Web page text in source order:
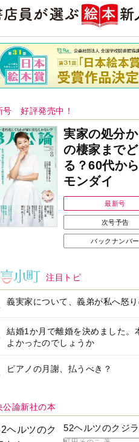
号 好評発売中！
実家の処分
の棲家まで
る？60代か
モンダイ
最新号
次号予告
バックナンバー
注目トピ
義実家について、義弟が私へ怒
結婚1か月で離婚を決めました。
よかったのでしょうか
ピアノの月謝、払うべき？
公論新社の本
52ヘルツのクジ